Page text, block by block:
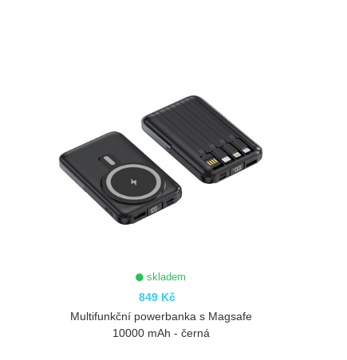
skladem
849 Kč
Multifunkční powerbanka s Magsafe
10000 mAh - černá